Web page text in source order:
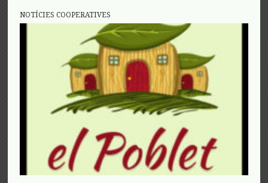
NOTÍCIES COOPERATIVES